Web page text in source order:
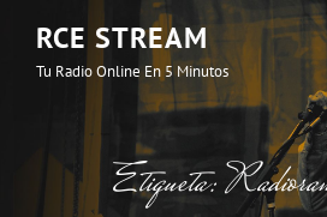
RCE STREAM
Tu Radio Online En 5 Minutos
Etiqueta: